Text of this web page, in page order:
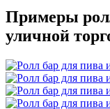
Примеры
уличной